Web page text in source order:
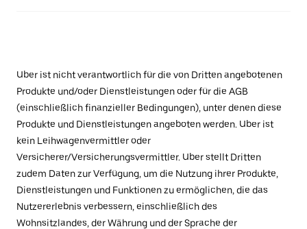
Uber ist nicht verantwortlich für die von Dritten angebotenen
Produkte und/oder Dienstleistungen oder für die AGB
(einschließlich finanzieller Bedingungen), unter denen diese
Produkte und Dienstleistungen angeboten werden. Uber ist
kein Leihwagenvermittler oder
Versicherer/Versicherungsvermittler. Uber stellt Dritten
zudem Daten zur Verfügung, um die Nutzung ihrer Produkte,
Dienstleistungen und Funktionen zu ermöglichen, die das
Nutzererlebnis verbessern, einschließlich des
Wohnsitzlandes, der Währung und der Sprache der